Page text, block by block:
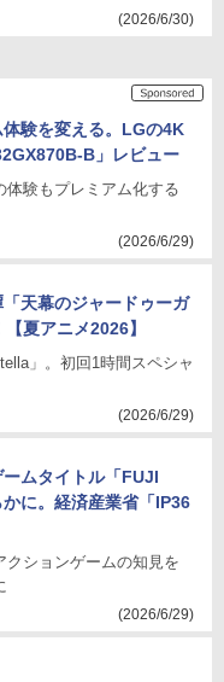
(2026/6/30)
験を変える。LGの4K
B」レビュー
体験もプレミアム化する
(2026/6/29)
天幕のジャードゥーガ
夏アニメ2026】
」。初回1時間スペシャ
(2026/6/29)
ムタイトル「FUJI
かに。経済産業省「IP36
クションゲームの知見を
(2026/6/29)